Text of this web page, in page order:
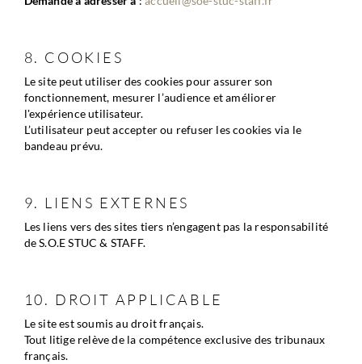
8. COOKIES
Le site peut utiliser des cookies pour assurer son
fonctionnement, mesurer l’audience et améliorer
l'expérience utilisateur.
L’utilisateur peut accepter ou refuser les cookies via le
bandeau prévu.
9. LIENS EXTERNES
Les liens vers des sites tiers n’engagent pas la responsabilité
de S.O.E STUC & STAFF.
10. DROIT APPLICABLE
Le site est soumis au droit français.
Tout litige relève de la compétence exclusive des tribunaux
français.